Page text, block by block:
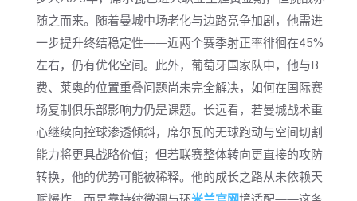
随之而来。随着曼城中场老化与边路竞争加剧，他需进
一步提升终结稳定性——近两个赛季射正率徘徊在45%
左右，仍有优化空间。此外，葡萄牙国家队中，他与B
费、莱奥的位置重叠问题尚未完全解决，如何在国际赛
场复制俱乐部影响力仍是课题。长远看，若曼城战术重
心继续向控球渗透倾斜，席尔瓦的无球跑动与空间切割
能力将更具战略价值；但若联赛整体转向更直接的攻防
转换，他的优势可能被稀释。他的成长之路从未依赖天